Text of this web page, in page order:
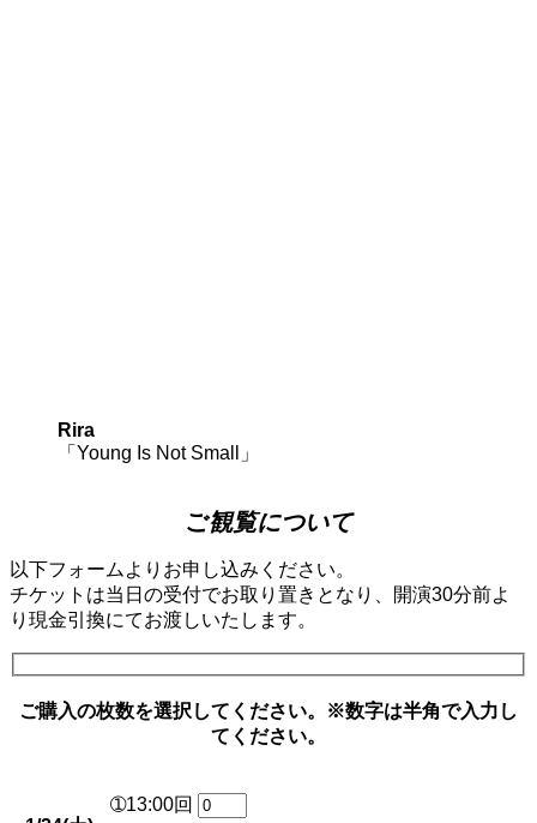
Rira
「Young Is Not Small」
ご観覧について
以下フォームよりお申し込みください。
チケットは当日の受付でお取り置きとなり、開演30分前よ
り現金引換にてお渡しいたします。
ご購入の枚数を選択してください。※数字は半角で入力し
てください。
➀13:00回